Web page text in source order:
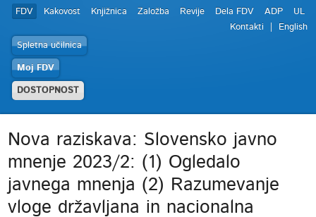
FDV Kakovost Knjižnica Založba Revije Dela FDV ADP
UL
Kontakti
English
Spletna učilnica
Moj FDV
DOSTOPNOST
Nova raziskava: Slovensko javno
mnenje 2023/2: (1) Ogledalo
javnega mnenja (2) Razumevanje
vloge državljana in nacionalna